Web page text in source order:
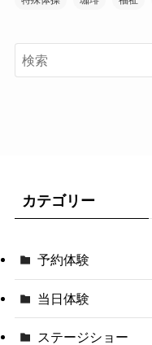
カテゴリー
予約体験
当日体験
ステージショー